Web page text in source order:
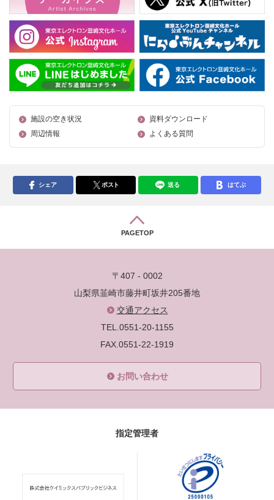
施設の空き状況
資料ダウンロード
周辺情報
よくある質問
シェア ポスト 送る はてぶ
PAGETOP
〒407 - 0002
山梨県韮崎市藤井町坂井205番地
交通アクセス
TEL.0551-20-1155
FAX.0551-22-1919
お問い合わせ
指定管理者